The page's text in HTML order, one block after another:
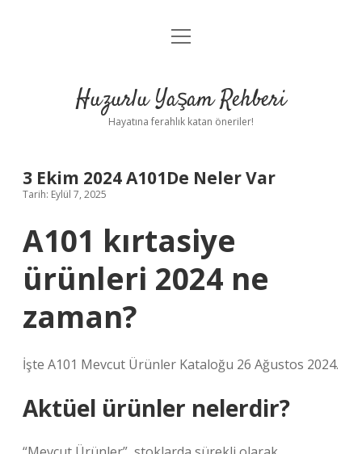
Anasayfa
Yasal Uyarı
menüyü
Huzurlu Yaşam Rehberi
Hayatına ferahlık katan öneriler!
3 Ekim 2024 A101De Neler Var
Tarih: Eylül 7, 2025
A101 kırtasiye
ürünleri 2024 ne
zaman?
İşte A101 Mevcut Ürünler Kataloğu 26 Ağustos 2024.
Aktüel ürünler nelerdir?